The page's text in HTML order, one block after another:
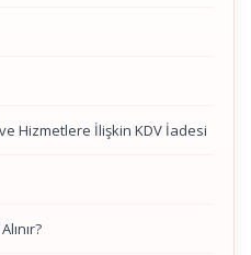
Hizmetlere İlişkin KDV İadesi